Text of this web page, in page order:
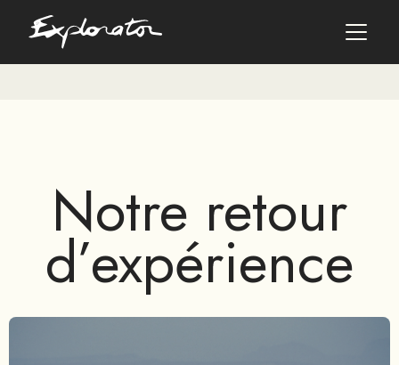
ALGÉRIE
ANGOLA
ARABIE SAOUDITE
ARGENTINE
AZERBAÏDJAN
Notre retour
d’expérience